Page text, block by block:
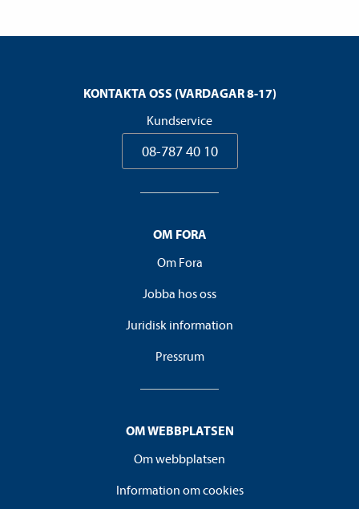
KONTAKTA OSS (VARDAGAR 8-17)
Kundservice
08-787 40 10
OM FORA
Om Fora
Jobba hos oss
Juridisk information
Pressrum
OM WEBBPLATSEN
Om webbplatsen
Information om cookies